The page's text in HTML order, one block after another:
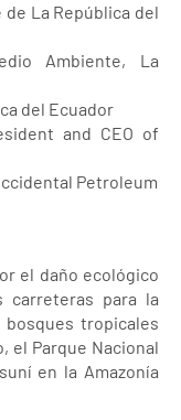
La República del
Ambiente, La
del Ecuador
and CEO of
Petroleum
el daño ecológico
carreteras para la
tropicales
el Parque Nacional
en la Amazonía